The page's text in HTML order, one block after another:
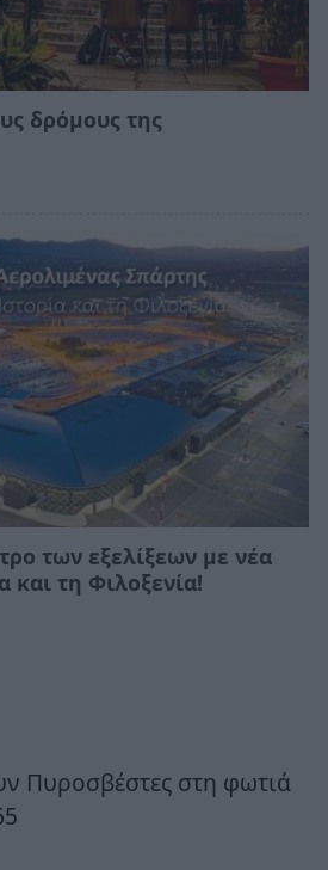
δρόμους της
των εξελίξεων με νέα
και τη Φιλοξενία!
Πυροσβέστες στη φωτιά